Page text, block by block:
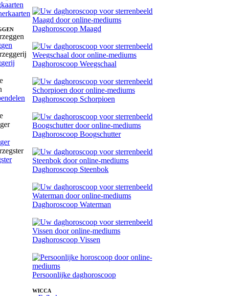
Daghoroscoop Maagd
Daghoroscoop Weegschaal
Daghoroscoop Schorpioen
Daghoroscoop Boogschutter
Daghoroscoop Steenbok
Daghoroscoop Waterman
Daghoroscoop Vissen
Persoonlijke daghoroscoop
WICCA